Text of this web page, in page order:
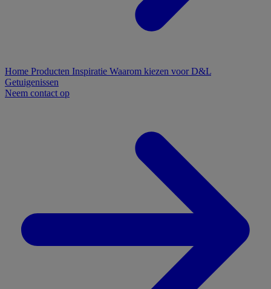
Home Producten Inspiratie Waarom kiezen voor D&L
Getuigenissen
Neem contact op